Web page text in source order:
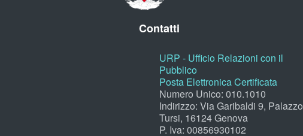
Contatti
URP - Ufficio Relazioni con il
Pubblico
Posta Elettronica Certificata
Numero Unico: 010.1010
Indirizzo: Via Garibaldi 9, Palazzo
Tursi, 16124 Genova
P. Iva: 00856930102